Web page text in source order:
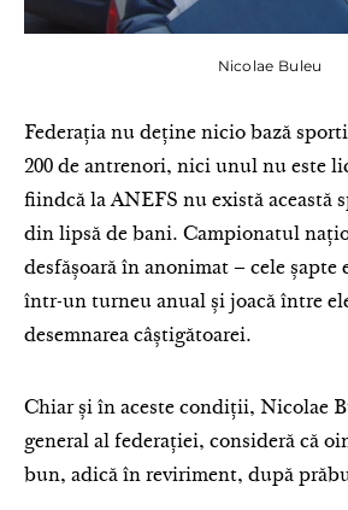
Nicolae Buleu
Federația nu deține nicio bază
200 de antrenori, nici unul nu este
fiindcă la ANEFS nu există această
din lipsă de bani. Campionatul
desfășoară în anonimat – cele șapte
într-un turneu anual și joacă între
desemnarea câștigătoarei.
Chiar și în aceste condiții, Nicolae
general al federației, consideră că
bun, adică în reviriment, după